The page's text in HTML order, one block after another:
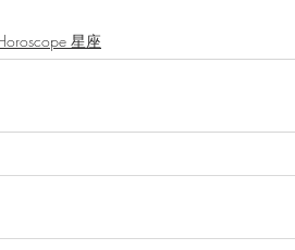
星座